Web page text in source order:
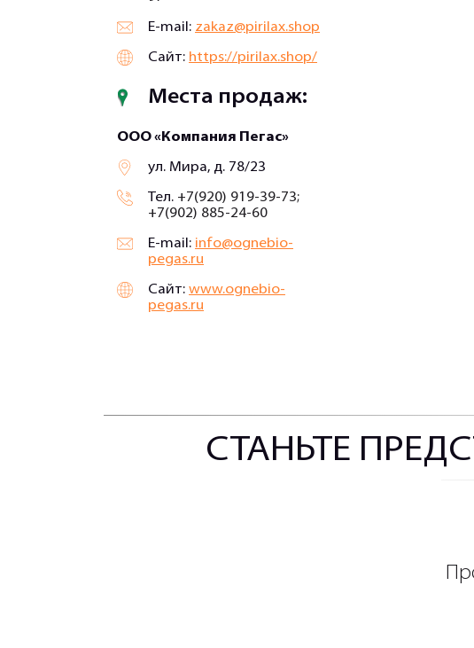
E-mail: zakaz@pirilax.shop
Сайт: https://pirilax.shop/
Места продаж:
ООО «Компания Пегас»
ул. Мира, д. 78/23
Тел. +7(920) 919-39-73;
+7(902) 885-24-60
E-mail: info@ognebio-
pegas.ru
Сайт: www.ognebio-
pegas.ru
СТАНЬТЕ